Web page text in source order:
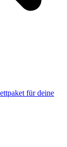
für deine